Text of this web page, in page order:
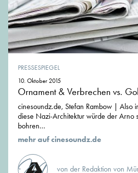
PRESSESPIEGEL
10. Oktober 2015
Ornament & Verbrechen vs.
cinesoundz.de, Stefan Rambow | Also
diese Nazi-Architektur würde der Arno
bohren...
mehr auf cinesoundz.de
von der Redaktion von